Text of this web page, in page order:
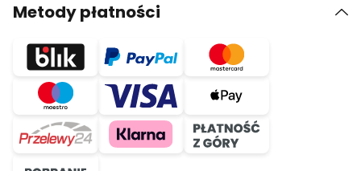
Metody płatności